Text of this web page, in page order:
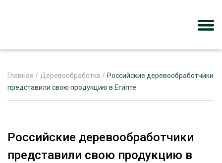
РЕКЛАМОДАТЕЛЯМ
Главная / Деревообработка / Российские деревообработчики
представили свою продукцию в Египте
Российские деревообработчики
представили свою продукцию в